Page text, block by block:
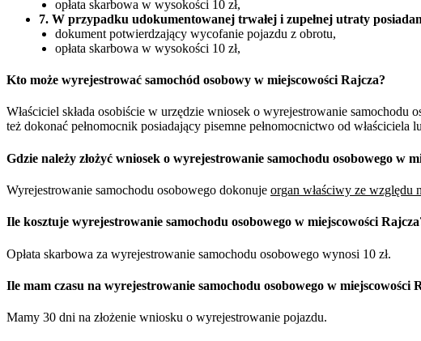
opłata skarbowa w wysokości 10 zł,
7. W przypadku udokumentowanej trwałej i zupełnej utraty
dokument potwierdzający wycofanie pojazdu z obrotu,
opłata skarbowa w wysokości 10 zł,
Kto może wyrejestrować samochód osobowy w miejscowości Rajcza?
Właściciel składa osobiście w urzędzie wniosek o wyrejestrowanie
też dokonać pełnomocnik posiadający pisemne pełnomocnictwo od właściciela
Gdzie należy złożyć wniosek o wyrejestrowanie samochodu osobowego w
Wyrejestrowanie samochodu osobowego dokonuje organ właściwy ze względu
Ile kosztuje wyrejestrowanie samochodu osobowego w miejscowości
Opłata skarbowa za wyrejestrowanie samochodu osobowego wynosi 10 zł.
Ile mam czasu na wyrejestrowanie samochodu osobowego w miejscowości
Mamy 30 dni na złożenie wniosku o wyrejestrowanie pojazdu.